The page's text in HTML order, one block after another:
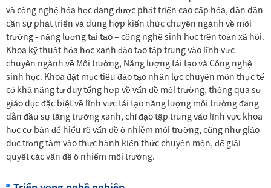
và công nghệ hóa học đang được phát triển cao cấp hóa, dần dần
cần sự phát triển và dung hợp kiến thức chuyên ngành về môi
trường - năng lượng tái tạo – công nghệ sinh học trên toàn xã hội.
Khoa kỹ thuật hóa học xanh đào tạo tập trung vào lĩnh vực
chuyên ngành về Môi trường, Năng lượng tái tạo và Công nghệ
sinh học. Khoa đặt mục tiêu đào tạo nhân lực chuyên môn thực tế
có khả năng tư duy tổng hợp về vấn đề môi trường, thông qua sự
giáo dục đặc biệt về lĩnh vực tái tạo năng lượng môi trường đang
dẫn đầu sự tăng trưởng xanh, chỉ đạo tập trung vào lĩnh vực khoa
học cơ bản để hiểu rõ vấn đề ô nhiễm môi trường, cũng như giáo
dục trọng tâm vào thực hành kiến thức chuyên môn, để giải
quyết các vấn đề ô nhiểm môi trường.